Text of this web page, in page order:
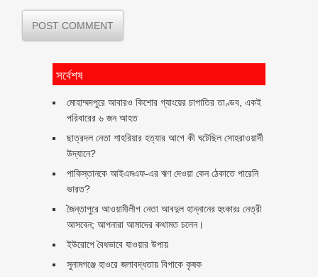
সর্বেশষ
মোহাম্মদপুরে আবারও কিশোর গ্যাংয়ের চাপাতির তাণ্ডব, একই
পরিবারের ৬ জন আহত
ছাত্রদল নেতা শাহরিয়ার হত্যার আগে কী ঘটেছিল সোহরাওয়ার্দী
উদ্যানে?
পাকিস্তানকে আইএমএফ-এর ঋণ দেওয়া কেন ঠেকাতে পারেনি
ভারত?
জৈন্তাপুরে আওয়ামীলীগ নেতা আবদুল হান্নানের হুংকারঃ নেত্রী
আসবেন; আপনারা আমাদের কথামত চলেন।
ইউরোপে বৈধভাবে যাওয়ার উপায়
সুনামগঞ্জে হাওরে জলাবদ্ধতায় বিপাকে কৃষক